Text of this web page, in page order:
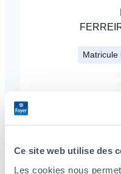
Ce site web utilise des
Les cookies nous
Matricule